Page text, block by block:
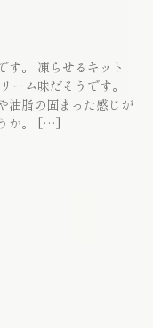
。 凍らせるキット
ーム味だそうです。
油脂の固まった感じが
か。 […]